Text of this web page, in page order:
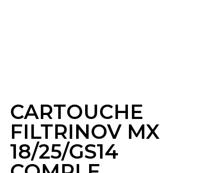
CARTOUCHE
FILTRINOV MX
18/25/GS14